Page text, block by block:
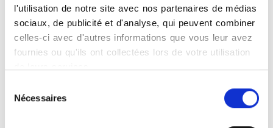
l'utilisation de notre site avec nos partenaires de médias
sociaux, de publicité et d'analyse, qui peuvent combiner
celles-ci avec d'autres informations que vous leur avez
fournies ou qu'ils ont collectées lors de votre utilisation
Nécessaires
Accès